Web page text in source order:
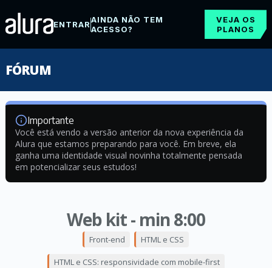
ENTRARAINDA NÃO TEM
ACESSO?
VEJA OS
PLANOS
FÓRUM
Importante
Você está vendo a versão anterior da nova experiência da
Alura que estamos preparando para você. Em breve, ela
ganha uma identidade visual novinha totalmente pensada
em potencializar seus estudos!
Web kit - min 8:00
Front-end HTML e CSS
HTML e CSS: responsividade com mobile-first